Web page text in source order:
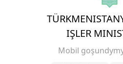
IŞLER
Mobil